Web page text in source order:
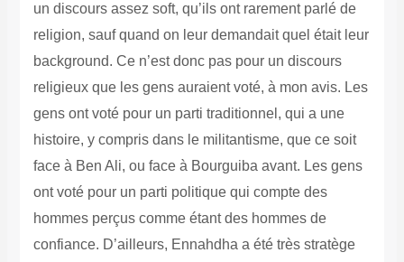
un discours assez soft, qu’ils ont rarement parlé de
religion, sauf quand on leur demandait quel était leur
background. Ce n’est donc pas pour un discours
religieux que les gens auraient voté, à mon avis. Les
gens ont voté pour un parti traditionnel, qui a une
histoire, y compris dans le militantisme, que ce soit
face à Ben Ali, ou face à Bourguiba avant. Les gens
ont voté pour un parti politique qui compte des
hommes perçus comme étant des hommes de
confiance. D’ailleurs, Ennahdha a été très stratège